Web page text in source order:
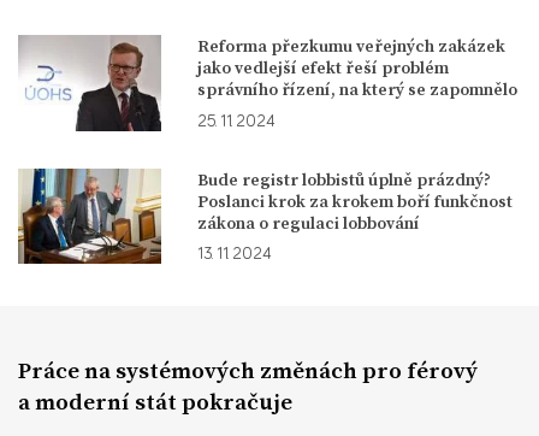
Reforma přezkumu veřejných zakázek
jako vedlejší efekt řeší problém
správního řízení, na který se zapomnělo
25. 11. 2024
Bude registr lobbistů úplně prázdný?
Poslanci krok za krokem boří funkčnost
zákona o regulaci lobbování
13. 11. 2024
Práce na systémových změnách pro férový
a moderní stát pokračuje